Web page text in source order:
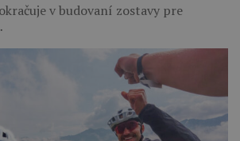
v budovaní zostavy pre